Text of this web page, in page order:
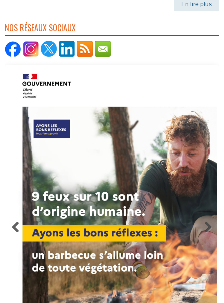
En lire plus
NOS RÉSEAUX SOCIAUX